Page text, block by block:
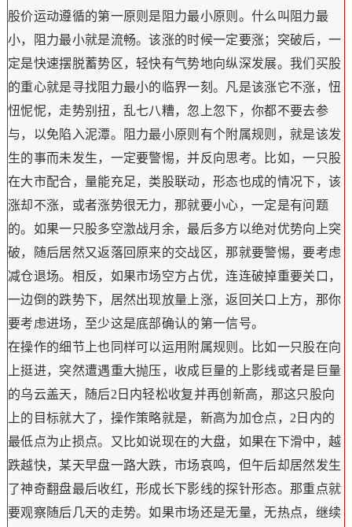
股价运动遵循的第一原则是阻力最小原则。什么叫阻力最
小，阻力最小就是流畅。该涨的时候一定要涨；突破后，一
定是快速摆脱蓄势区，轻快有气势地向纵深发展。我们买股
的重心就是寻找阻力最小的临界一刻。凡是该涨它不涨，忸
忸怩怩，走势别扭，乱七八糟，忽上忽下，你都不要去参
与，以免陷入泥潭。阻力最小原则有个附属规则，就是该发
生的事而未发生，一定要警惕，并反向思考。比如，一只股
在大市配合，量能充足，类股联动，形态也成的情况下，该
涨却不涨，或者涨势很无力，那就要小心，一定是有问题
的。如果一只股多空激战月余，最后多方以绝对优势向上突
破，随后居然又返落回原来的交战区，那就要警惕，要考虑
减仓退场。相反，如果市场空方占优，连连破掉重要关口，
一边倒的跌势下，居然出现放量上涨，返回关口上方，那你
要考虑进场，至少这是底部确认的第一信号。
在操作的细节上也同样可以运用附属规则。比如一只股在向
上挺进，突然遭遇重大抛压，收成巨量的上影线或者是巨量
的乌云盖天，随后2日内轻松收复并再创新高，那这只股向
上的目标就大了，操作策略就是，新高为加仓点，2日内的
最低点为止损点。又比如说现在的大盘，如果在下滑中，越
跌越快，某天早盘一路大跌，市场哀鸣，但午后却居然发生
了神奇翻盘最后收红，形成长下影线的探针形态。那重点就
要观察随后几天的走势。如果市场还是无量，无热点，继续